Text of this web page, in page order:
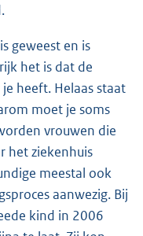
geweest en is
het is dat de
heeft. Helaas staat
moet je soms
vrouwen die
het ziekenhuis
meestal ook
aanwezig. Bij
kind in 2006